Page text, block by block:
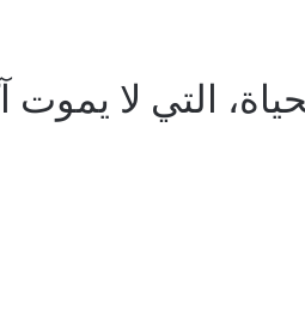
التي لا يموت